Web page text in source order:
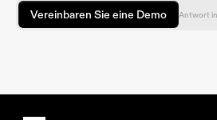
Vereinbaren Sie eine Demo Antwort